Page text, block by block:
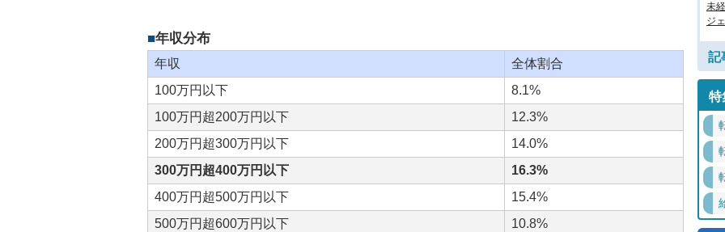
年収分布
年収
全体割合
100万円以下
8.1%
100万円超200万円以下
12.3%
200万円超300万円以下
14.0%
300万円超400万円以下
16.3%
400万円超500万円以下
15.4%
500万円超600万円以下
10.8%
未
ジ
記
特